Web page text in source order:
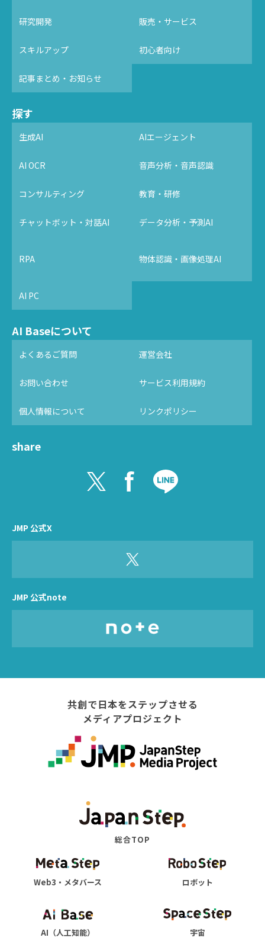
研究開発 販売・サービス
スキルアップ 初心者向け
記事まとめ・お知らせ
探す
生成AI AIエージェント
AI OCR 音声分析・音声認識
コンサルティング 教育・研修
チャットボット・対話AI データ分析・予測AI
RPA 物体認識・画像処理AI
AI PC
AI Baseについて
よくあるご質問 運営会社
お問い合わせ サービス利用規約
個人情報について リンクポリシー
share
JMP 公式X
JMP 公式note
共創で日本をステップさせる
メディアプロジェクト
総合TOP
Web3・メタバース ロボット
AI（人工知能） 宇宙